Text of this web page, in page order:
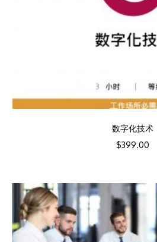
数字化技术
$399.00